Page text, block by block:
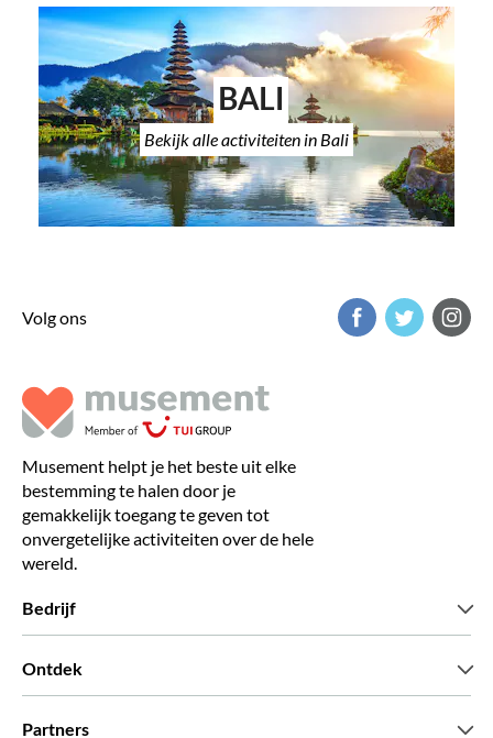
BALI
Bekijk alle activiteiten in Bali
Volg ons
Musement helpt je het beste uit elke
bestemming te halen door je
gemakkelijk toegang te geven tot
onvergetelijke activiteiten over de hele
wereld.
Bedrijf
Ontdek
Partners